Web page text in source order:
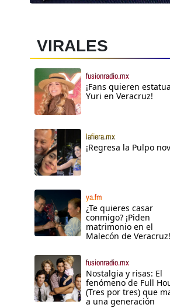
VIRALES
fusionradio.mx
¡Fans quieren
Yuri en Veracruz!
lafiera.mx
¡Regresa la Pulpo
ya.fm
¿Te quieres casar
conmigo? ¡Piden
matrimonio en el
Malecón de Veracruz!
fusionradio.mx
Nostalgia y risas: El
fenómeno de Full
(Tres por tres) que
a una generación